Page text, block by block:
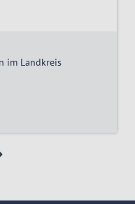
im Landkreis